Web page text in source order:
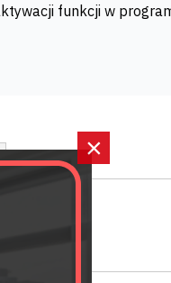
×
funkcji w